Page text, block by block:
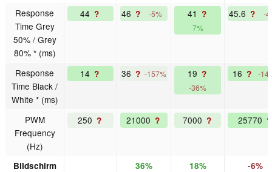
Response
Time Grey
50% / Grey
80% * (ms)
44 ? 46 ? -5% 41 ?
7%
45.6 ? -
Response
Time Black /
White * (ms)
14 ? 36 ? -157% 19 ?
-36%
16 ? -
PWM
Frequency
(Hz)
250 ? 21000 ? 7000 ? 25770 ?
Bildschirm 36% 18% -6%